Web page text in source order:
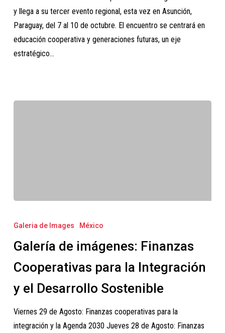
nuestro
evento
de
Educación
y llega a su tercer evento regional, esta vez en Asunción,
Paraguay, del 7 al 10 de octubre. El encuentro se centrará en
educación cooperativa y generaciones futuras, un eje
estratégico…
de
Finanzas
Cooperativas
la
Galeria de Images México
Galería de imágenes: Finanzas
Cooperativas para la Integración
y el Desarrollo Sostenible
Viernes 29 de Agosto: Finanzas cooperativas para la
integración y la Agenda 2030 Jueves 28 de Agosto: Finanzas